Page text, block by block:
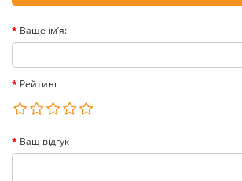
Ваше ім’я:
Рейтинг
Ваш відгук